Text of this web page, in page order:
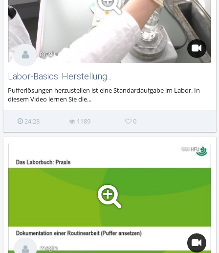
Labor-Basics: Herstellung...
Pufferlösungen herzustellen ist eine Standardaufgabe im Labor. In
diesem Video lernen Sie die...
magin
24:28 1189 0
magin